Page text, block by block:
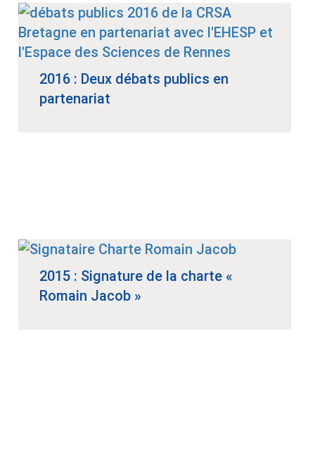
2016 : Deux débats publics en
partenariat
2015 : Signature de la charte «
Romain Jacob »